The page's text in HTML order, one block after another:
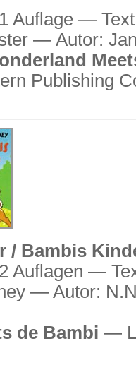
Auflage —
— Autor:
Publishing
/ Bambis
Auflagen —
— Autor:
de Bambi —